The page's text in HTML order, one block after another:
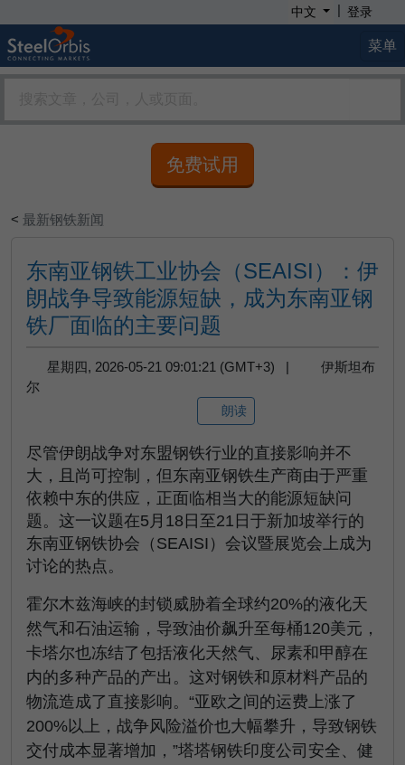
中文 | 登录
菜单
免费试用
< 最新钢铁新闻
东南亚钢铁工业协会（SEAISI）：伊
朗战争导致能源短缺，成为东南亚钢
铁厂面临的主要问题
星期四, 2026-05-21 09:01:21 (GMT+3) |
伊斯坦布
尔
朗读
尽管伊朗战争对东盟钢铁行业的直接影响并不
大，且尚可控制，但东南亚钢铁生产商由于严重
依赖中东的供应，正面临相当大的能源短缺问
题。这一议题在5月18日至21日于新加坡举行的
东南亚钢铁协会（SEAISI）会议暨展览会上成为
讨论的热点。
霍尔木兹海峡的封锁威胁着全球约20%的液化天
然气和石油运输，导致油价飙升至每桶120美元，
卡塔尔也冻结了包括液化天然气、尿素和甲醇在
内的多种产品的产出。这对钢铁和原材料产品的
物流造成了直接影响。“亚欧之间的运费上涨了
200%以上，战争风险溢价也大幅攀升，导致钢铁
交付成本显著增加，”塔塔钢铁印度公司安全、健